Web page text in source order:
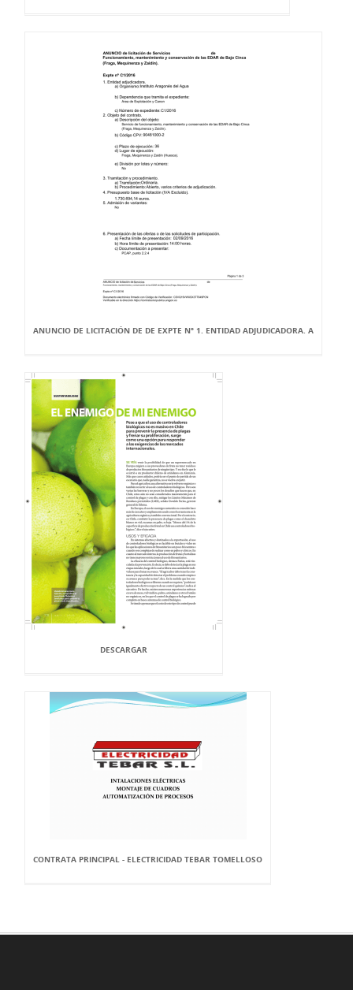
ANUNCIO DE LICITACIÓN DE DE EXPTE Nº 1. ENTIDAD ADJUDICADORA. A
DESCARGAR
CONTRATA PRINCIPAL - ELECTRICIDAD TEBAR TOMELLOSO